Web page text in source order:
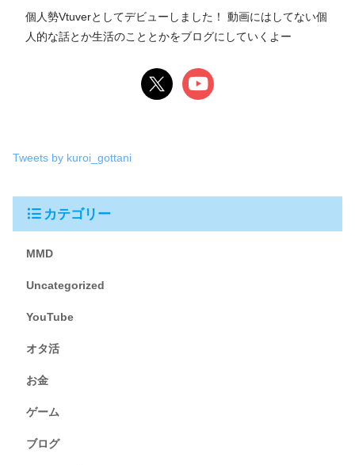
個人勢Vtuverとしてデビューしました！ 動画にはしてない個
人的な話とか生活のこととかをブログにしていくよー
Tweets by kuroi_gottani
カテゴリー
MMD
Uncategorized
YouTube
オタ活
お金
ゲーム
ブログ